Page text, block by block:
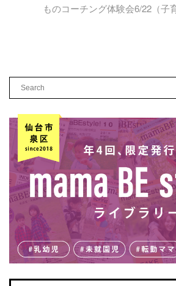
ものコーチング体験会6/22（子